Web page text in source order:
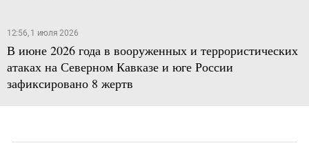
12:56, 1 июля 2026
В июне 2026 года в вооруженных и террористических
атаках на Северном Кавказе и юге России
зафиксировано 8 жертв